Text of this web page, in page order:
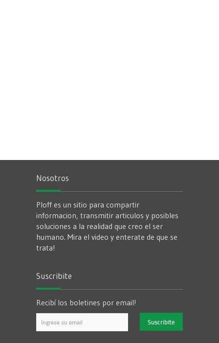
Nosotros
Ploff es un sitio para compartir
informacion, transmitir articulos y posibles
soluciones a la realidad que creo el ser
humano. Mira el video y enterate de que se
trata!
Suscribite
Recibí los boletines por email!